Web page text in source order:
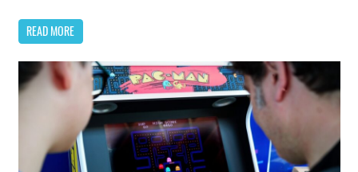
READ MORE